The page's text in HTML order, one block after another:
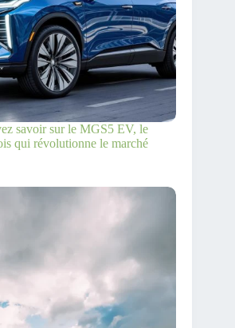
savoir sur le MGS5 EV, le
qui révolutionne le marché